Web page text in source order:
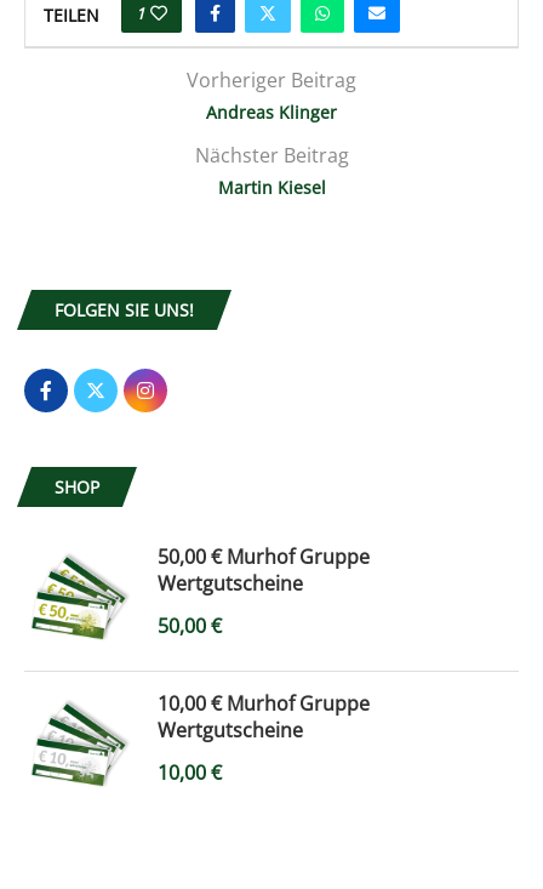
TEILEN 1
Vorheriger Beitrag
Andreas Klinger
Nächster Beitrag
Martin Kiesel
FOLGEN SIE UNS!
SHOP
50,00 € Murhof Gruppe
Wertgutscheine
50,00€
10,00 € Murhof Gruppe
Wertgutscheine
10,00€